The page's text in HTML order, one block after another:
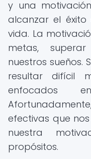
y una
alcanzar el
vida. La
metas,
nuestros sueños.
resultar difícil
enfocados
efectivas que
nuestra
propósitos.